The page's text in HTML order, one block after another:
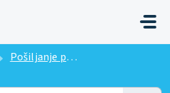
Pošiljanje potrditve naročila (ORDRSP)